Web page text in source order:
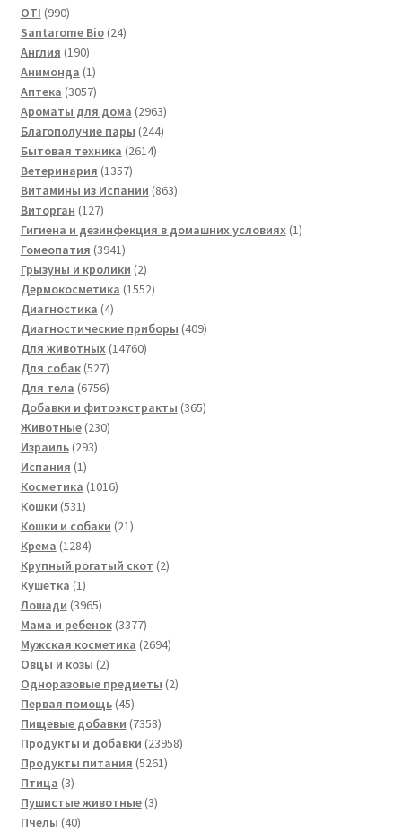
OTI 990990
товаров
Santarome Bio 2424
Англия 190190
товаров
Анимонда 11
товар
Аптека 30573057
товаров
Ароматы для дома 29632963
товара
Благополучие пары 244244
Бытовая техника 26142614
Ветеринария 13571357
товаров
Витамины из Испании 863863
Виторган 127127
товаров
Гигиена и дезинфекция в домашних условиях 11
Гомеопатия 39413941
товар
Грызуны и кролики 22
товара
Дермокосметика 15521552
Диагностика 44
товара
Диагностические приборы 409409
Для животных 1476014760
Для собак 527527
товаров
Для тела 67566756
товаров
Добавки и фитоэкстракты 365365
Животные 230230
Израиль 293293
Испания 11
товар
Косметика 10161016
Кошки 531531
товар
Кошки и собаки 2121
Крема 12841284
товара
Крупный рогатый скот 22
Кушетка 11
товар
Лошади 39653965
товаров
Мама и ребенок 33773377
товаров
Мужская косметика 26942694
Овцы и козы 22
товара
Одноразовые предметы 22
Первая помощь 4545
товаров
Пищевые добавки 73587358
товаров
Продукты и добавки 2395823958
Продукты питания 52615261
Птица 33
товара
Пушистые животные 33
Пчелы 4040